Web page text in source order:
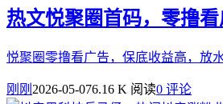
热文悦聚圈首码，零撸
悦聚圈零撸看广告，保底收益高，放
刚刚 2026-05-076.16 K 阅读0 评论